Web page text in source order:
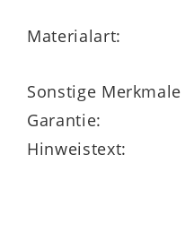
großzügigen
von ca. 46 cm und
Ergonomie und
cm hohen
Bodenfreiheit
,
praktisch für den
Materialart:
Sonstige Merkmale
Garantie:
Hinweistext: